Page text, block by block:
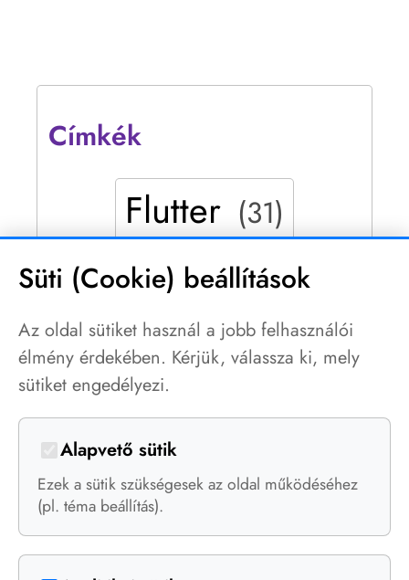
Címkék
Flutter (31)
mobile (12) tervezés (12)
android (11) ui-ux
web (10) mobil (9) iOS (8)
cross-platform (6) fejlesztés (6)
low-code
produktivitás (4) 2020-top (4)
app (4) üzlet (3) Dart (3)
project-management
Süti (Cookie) beállítások
Az oldal sütiket használ a jobb felhasználói
élmény érdekében. Kérjük, válassza ki, mely
sütiket engedélyezi.
Alapvető sütik
Ezek a sütik szükségesek az oldal működéséhez
(pl. téma beállítás).